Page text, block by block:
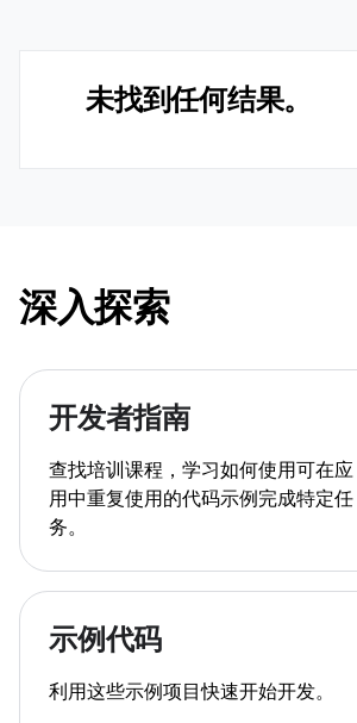
未找到任何结果。
深入探索
开发者指南
查找培训课程，学习如何使用可在应
用中重复使用的代码示例完成特定任
务。
示例代码
利用这些示例项目快速开始开发。